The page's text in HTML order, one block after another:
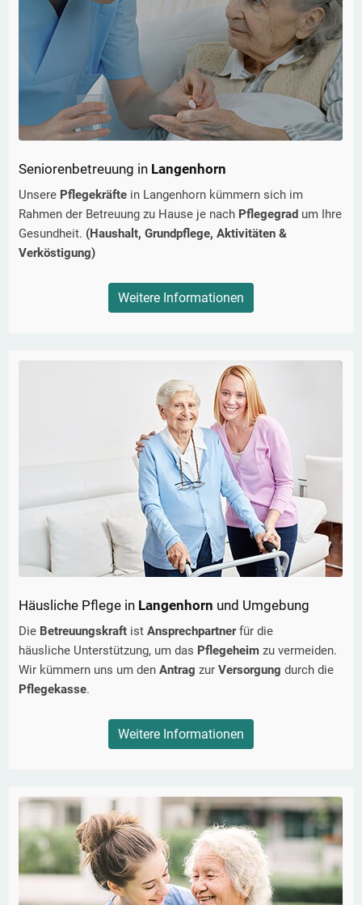
Seniorenbetreuung in Langenhorn
Unsere Pflegekräfte in Langenhorn kümmern sich im
Rahmen der Betreuung zu Hause je nach Pflegegrad um Ihre
Gesundheit. (Haushalt, Grundpflege, Aktivitäten &
Verköstigung)
Weitere Informationen
Häusliche Pflege in Langenhorn und Umgebung
Die Betreuungskraft ist Ansprechpartnerfür die
häusliche Unterstützung, um das Pflegeheim zu vermeiden.
Wir kümmern uns um den Antrag zur Versorgung durch die
Pflegekasse.
Weitere Informationen